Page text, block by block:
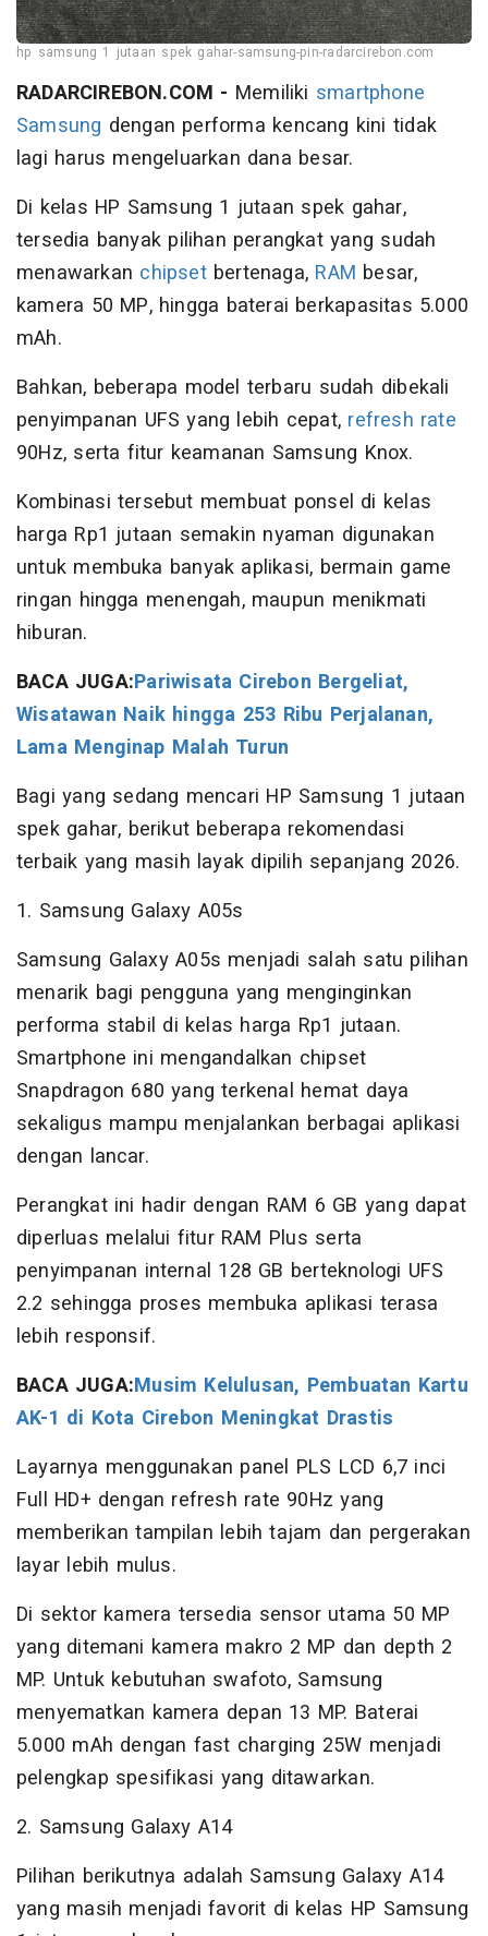
hp samsung 1 jutaan spek gahar-samsung-pin-radarcirebon.com
RADARCIREBON.COM - Memiliki smartphone
Samsung dengan performa kencang kini tidak
lagi harus mengeluarkan dana besar.
Di kelas HP Samsung 1 jutaan spek gahar,
tersedia banyak pilihan perangkat yang sudah
menawarkan chipsetbertenaga, RAM besar,
kamera 50 MP, hingga baterai berkapasitas 5.000
mAh.
Bahkan, beberapa model terbaru sudah dibekali
penyimpanan UFS yang lebih cepat, refresh rate
90Hz, serta fitur keamanan Samsung Knox.
Kombinasi tersebut membuat ponsel di kelas
harga Rp1 jutaan semakin nyaman digunakan
untuk membuka banyak aplikasi, bermain game
ringan hingga menengah, maupun menikmati
hiburan.
BACA JUGA:Pariwisata Cirebon Bergeliat,
Wisatawan Naik hingga 253 Ribu Perjalanan,
Lama Menginap Malah Turun
Bagi yang sedang mencari HP Samsung 1 jutaan
spek gahar, berikut beberapa rekomendasi
terbaik yang masih layak dipilih sepanjang 2026.
1. Samsung Galaxy A05s
Samsung Galaxy A05s menjadi salah satu pilihan
menarik bagi pengguna yang menginginkan
performa stabil di kelas harga Rp1 jutaan.
Smartphone ini mengandalkan chipset
Snapdragon 680 yang terkenal hemat daya
sekaligus mampu menjalankan berbagai aplikasi
dengan lancar.
Perangkat ini hadir dengan RAM 6 GB yang dapat
diperluas melalui fitur RAM Plus serta
penyimpanan internal 128 GB berteknologi UFS
2.2 sehingga proses membuka aplikasi terasa
lebih responsif.
BACA JUGA:Musim Kelulusan, Pembuatan Kartu
AK-1 di Kota Cirebon Meningkat Drastis
Layarnya menggunakan panel PLS LCD 6,7 inci
Full HD+ dengan refresh rate 90Hz yang
memberikan tampilan lebih tajam dan pergerakan
layar lebih mulus.
Di sektor kamera tersedia sensor utama 50 MP
yang ditemani kamera makro 2 MP dan depth 2
MP. Untuk kebutuhan swafoto, Samsung
menyematkan kamera depan 13 MP. Baterai
5.000 mAh dengan fast charging 25W menjadi
pelengkap spesifikasi yang ditawarkan.
2. Samsung Galaxy A14
Pilihan berikutnya adalah Samsung Galaxy A14
yang masih menjadi favorit di kelas HP Samsung